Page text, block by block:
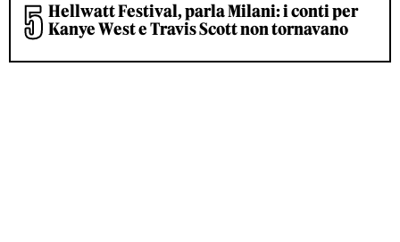
Hellwatt Festival, parla Milani: i conti per
Kanye West e Travis Scott non tornavano